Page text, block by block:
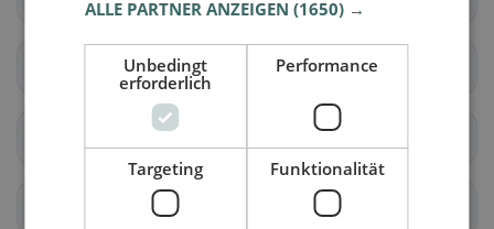
Schmitten (GR) Albula/Alvra
Bergün Filisur
Poschiavo
ALLE PARTNER ANZEIGEN(1650) →
Unbedingt
erforderlich
Performance
Targeting Funktionalität